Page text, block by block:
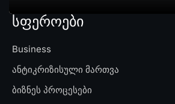
სფეროები
Business
ანტიკრიზისული მართვა
ბიზნეს პროცესები